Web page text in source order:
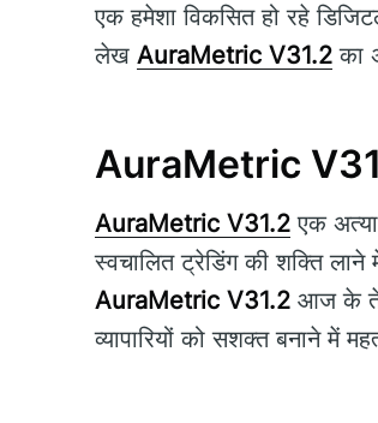
एक हमेशा विकसित हो रहे
लेख AuraMetric V31.2 का
AuraMetric
AuraMetric V31.2 एक
स्वचालित ट्रेडिंग की शक्ति
AuraMetric V31.2 आज के
व्यापारियों को सशक्त बनाने में